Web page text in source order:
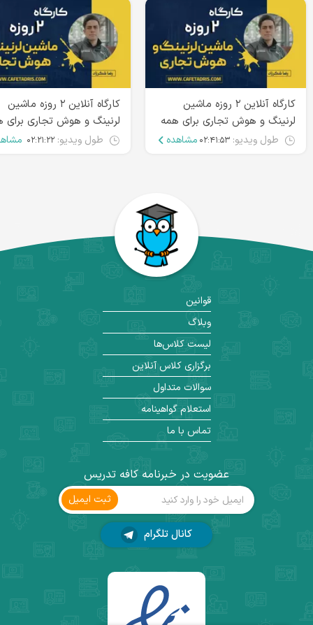
کارگاه آنلاین ۲ روزه ماشین
لرنینگ و هوش تجاری برای همه
تخصص‌ها | جلسه اول
طول ویدیو: ۰۲:۴۱:۵۳ مشاهده
کارگاه آنلاین ۲ روزه ماشین
لرنینگ و هوش تجاری برای
تخصص‌ها | جلسه دوم
طول ویدیو: ۰۲:۲۱:۲۲
عضویت در خبرنامه کافه تدریس
ثبت ‌ایمیل
کانال تلگرام
قوانین
وبلاگ
لیست کلاس‌ها
برگزاری کلاس آنلاین
سوالات متداول
استعلام گواهینامه
تماس با ما